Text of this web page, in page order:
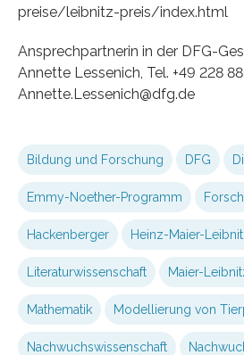
preise/leibnitz-preis/index.html
Ansprechpartnerin in der DFG-
Annette Lessenich, Tel. +49 228
Annette.Lessenich@dfg.de
Bildung und Forschung DFG
Emmy-Noether-Programm
Hackenberger Heinz-Maier-
Literaturwissenschaft Maier-
Mathematik Modellierung von
Nachwuchswissenschaft